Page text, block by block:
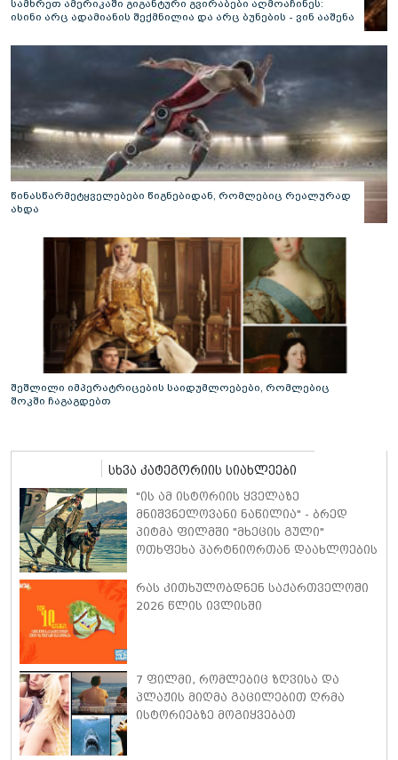
სამხრეთ ამერიკაში გიგანტური გვირაბები აღმოაჩინეს:
ისინი არც ადამიანის შექმნილია და არც ბუნების - ვინ ააშენა
წინასწარმეტყველებები წიგნებიდან, რომლებიც რეალურად
ახდა
შეშლილი იმპერატრიცების საიდუმლოებები, რომლებიც
შოკში ჩაგაგდებთ
სხვა კატეგორიის სიახლეები
"ის ამ ისტორიის ყველაზე
მნიშვნელოვანი ნაწილია" - ბრედ
პიტმა ფილმში "მხეცის გული"
ოთხფეხა პარტნიორთან დაახლოების
ისაუბრა
რას კითხულობდნენ საქართველოში
2026 წლის ივლისში
7 ფილმი, რომლებიც ზღვისა და
პლაჟის მიღმა გაცილებით ღრმა
ისტორიებზე მოგიყვებათ